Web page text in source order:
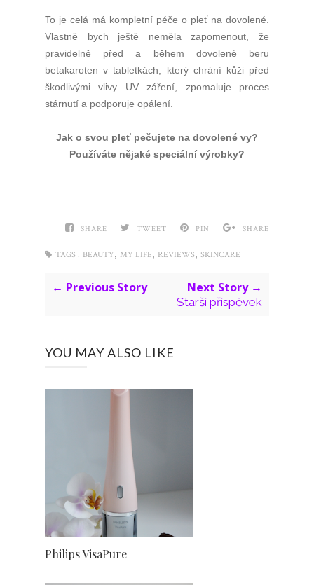
To je celá má kompletní péče o pleť na dovolené.
Vlastně bych ještě neměla zapomenout, že
pravidelně před a během dovolené beru
betakaroten v tabletkách, který chrání kůži před
škodlivými vlivy UV záření, zpomaluje proces
stárnutí a podporuje opálení.
Jak o svou pleť pečujete na dovolené vy?
Používáte nějaké speciální výrobky?
SHARE TWEET PIN SHARE
TAGS : BEAUTY MY LIFE REVIEWS SKINCARE
← Previous Story Next Story →
Starší příspěvek
YOU MAY ALSO LIKE
Philips VisaPure